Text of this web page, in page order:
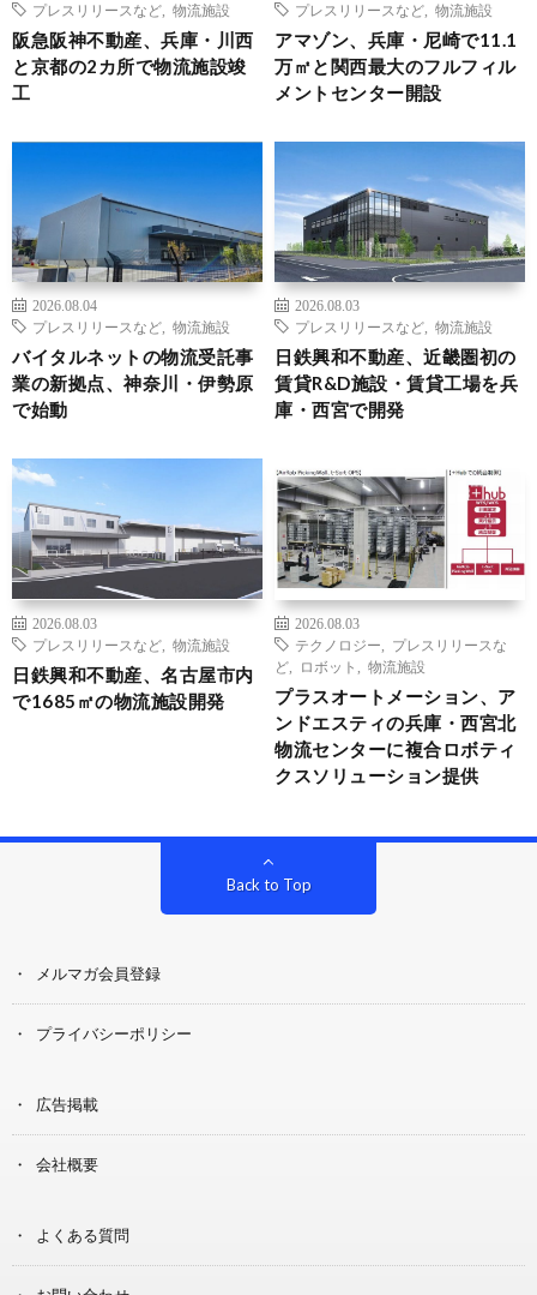
プレスリリースなど
物流施設
阪急阪神不動産、兵庫・川西
と京都の2カ所で物流施設竣
工
プレスリリースなど
物流施設
アマゾン、兵庫・尼崎で11.1
万㎡と関西最大のフルフィル
メントセンター開設
2026.08.04
プレスリリースなど
物流施設
バイタルネットの物流受託事
業の新拠点、神奈川・伊勢原
で始動
2026.08.03
プレスリリースなど
物流施設
日鉄興和不動産、近畿圏初の
賃貸R&D施設・賃貸工場を兵
庫・西宮で開発
2026.08.03
プレスリリースなど
物流施設
日鉄興和不動産、名古屋市内
で1685㎡の物流施設開発
2026.08.03
テクノロジー
プレスリリースな
ど
ロボット 物流施設
プラスオートメーション、ア
ンドエスティの兵庫・西宮北
物流センターに複合ロボティ
クスソリューション提供
Back to Top
メルマガ会員登録
プライバシーポリシー
広告掲載
会社概要
よくある質問